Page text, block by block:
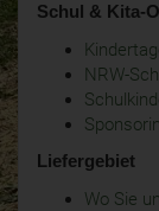
Schul & Kita-
NRW-
Liefergebiet
Wo Sie